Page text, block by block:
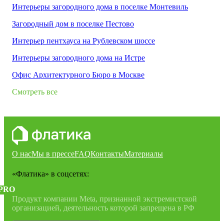
Интерьеры загородного дома в поселке Монтевиль
Загородный дом в поселке Пестово
Интерьер пентхауса на Рублевском шоссе
Интерьеры загородного дома на Истре
Офис Архитектурного Бюро в Москве
Смотреть все
О насМы в прессеFAQКонтактыМатериалы
«Флатика» в соцсетях:
Продукт компании Meta, признанной экстремистской
организацией, деятельность которой запрещена в РФ